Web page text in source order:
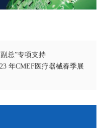
总”专项支持
年CMEF医疗器械春季展